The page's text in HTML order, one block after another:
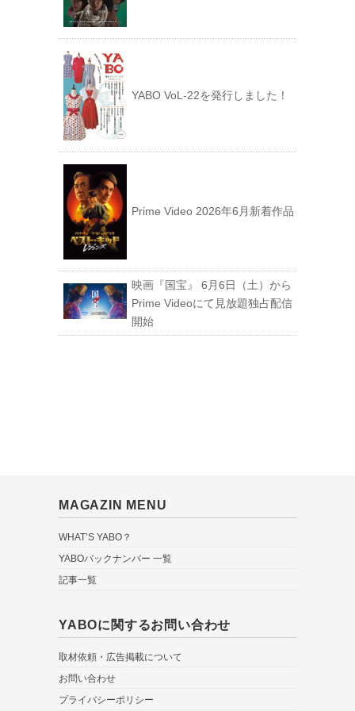
YABO VoL‐22を発行しました！
Prime Video 2026年6月新着作品
映画『国宝』 6月6日（土）から
Prime Videoにて見放題独占配信
開始
MAGAZIN MENU
WHAT’S YABO？
YABOバックナンバー 一覧
記事一覧
YABOに関するお問い合わせ
取材依頼・広告掲載について
お問い合わせ
プライバシーポリシー